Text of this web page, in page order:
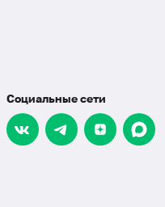
Социальные сети